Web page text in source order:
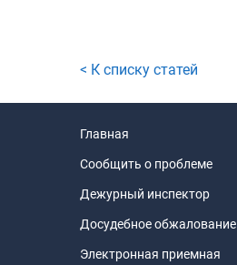
< К списку статей
Главная
Сообщить о проблеме
Дежурный инспектор
Досудебное обжалование
Электронная приемная